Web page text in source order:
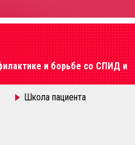
и борьбе со СПИД и
Школа пациента